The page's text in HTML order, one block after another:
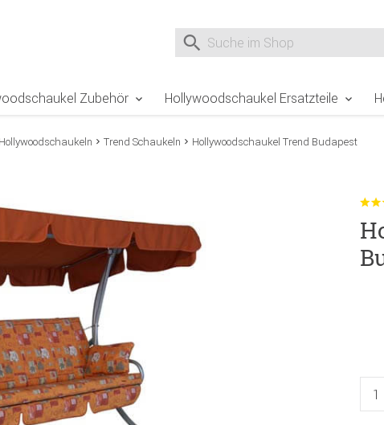
Suche nach
Zubehör Hollywoodschaukel Ersatzteile
Hollywoodschaukeln Trend Schaukeln Hollywoodschaukel Trend Budapest